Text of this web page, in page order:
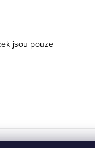
jsou pouze